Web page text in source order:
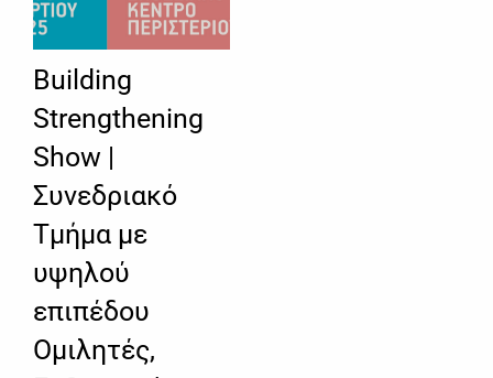
Building
Strengthening
Show |
Συνεδριακό
Τμήμα με
υψηλού
επιπέδου
Ομιλητές,